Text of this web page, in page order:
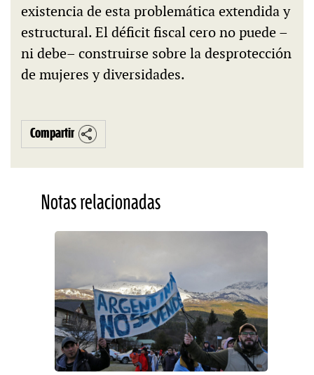
existencia de esta problemática extendida y
estructural. El déficit fiscal cero no puede –
ni debe– construirse sobre la desprotección
de mujeres y diversidades.
Compartir
Notas relacionadas